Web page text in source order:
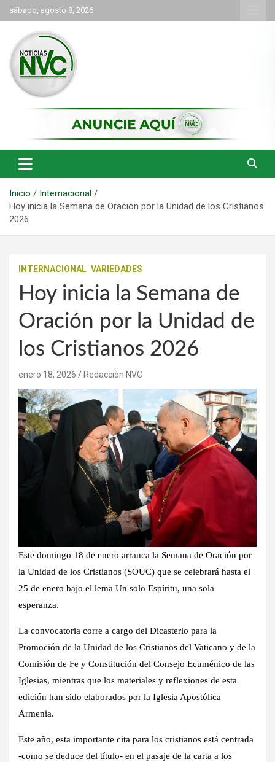
Saltar
al
contenido
sábado, agosto 8, 2026
NVC Noticias
Inicio
Internacional
Hoy inicia la Semana de Oración por la Unidad de los Cristianos
2026
INTERNACIONAL VARIEDADES
Hoy inicia la Semana de
Oración por la Unidad de
los Cristianos 2026
enero 18, 2026 Redacción NVC
Este domingo 18 de enero arranca la Semana de Oración por
la Unidad de los Cristianos (SOUC) que se celebrará hasta el
25 de enero bajo el lema Un solo Espíritu, una sola
esperanza.
La convocatoria corre a cargo del Dicasterio para la
Promoción de la Unidad de los Cristianos del Vaticano y de la
Comisión de Fe y Constitución del Consejo Ecuménico de las
Iglesias, mientras que los materiales y reflexiones de esta
edición han sido elaborados por la Iglesia Apostólica
Armenia.
Este año, esta importante cita para los cristianos está centrada
-como se deduce del título- en el pasaje de la carta a los